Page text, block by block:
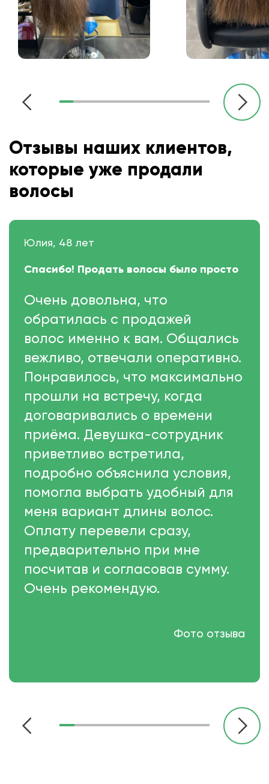
Отзывы наших клиентов,
которые уже продали
волосы
Юлия, 48 лет
Спасибо! Продать волосы было просто
Очень довольна, что
обратилась с продажей
волос именно к вам. Общались
вежливо, отвечали оперативно.
Понравилось, что максимально
прошли на встречу, когда
договаривались о времени
приёма. Девушка-сотрудник
приветливо встретила,
подробно объяснила условия,
помогла выбрать удобный для
меня вариант длины волос.
Оплату перевели сразу,
предварительно при мне
посчитав и согласовав сумму.
Очень рекомендую.
Фото отзыва